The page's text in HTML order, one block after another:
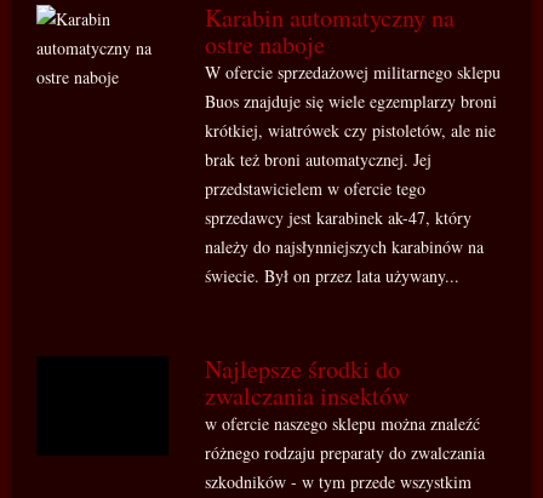
Karabin automatyczny na
ostre naboje
W ofercie sprzedażowej militarnego sklepu
Buos znajduje się wiele egzemplarzy broni
krótkiej, wiatrówek czy pistoletów, ale nie
brak też broni automatycznej. Jej
przedstawicielem w ofercie tego
sprzedawcy jest karabinek ak-47, który
należy do najsłynniejszych karabinów na
świecie. Był on przez lata używany...
Najlepsze środki do
zwalczania insektów
w ofercie naszego sklepu można znaleźć
różnego rodzaju preparaty do zwalczania
szkodników - w tym przede wszystkim